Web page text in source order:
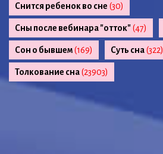
Снится ребенок во сне (30)
Сны после вебинара "отток"(47)
Сон о бывшем(169) Суть сна(322)
Толкование сна(23903)